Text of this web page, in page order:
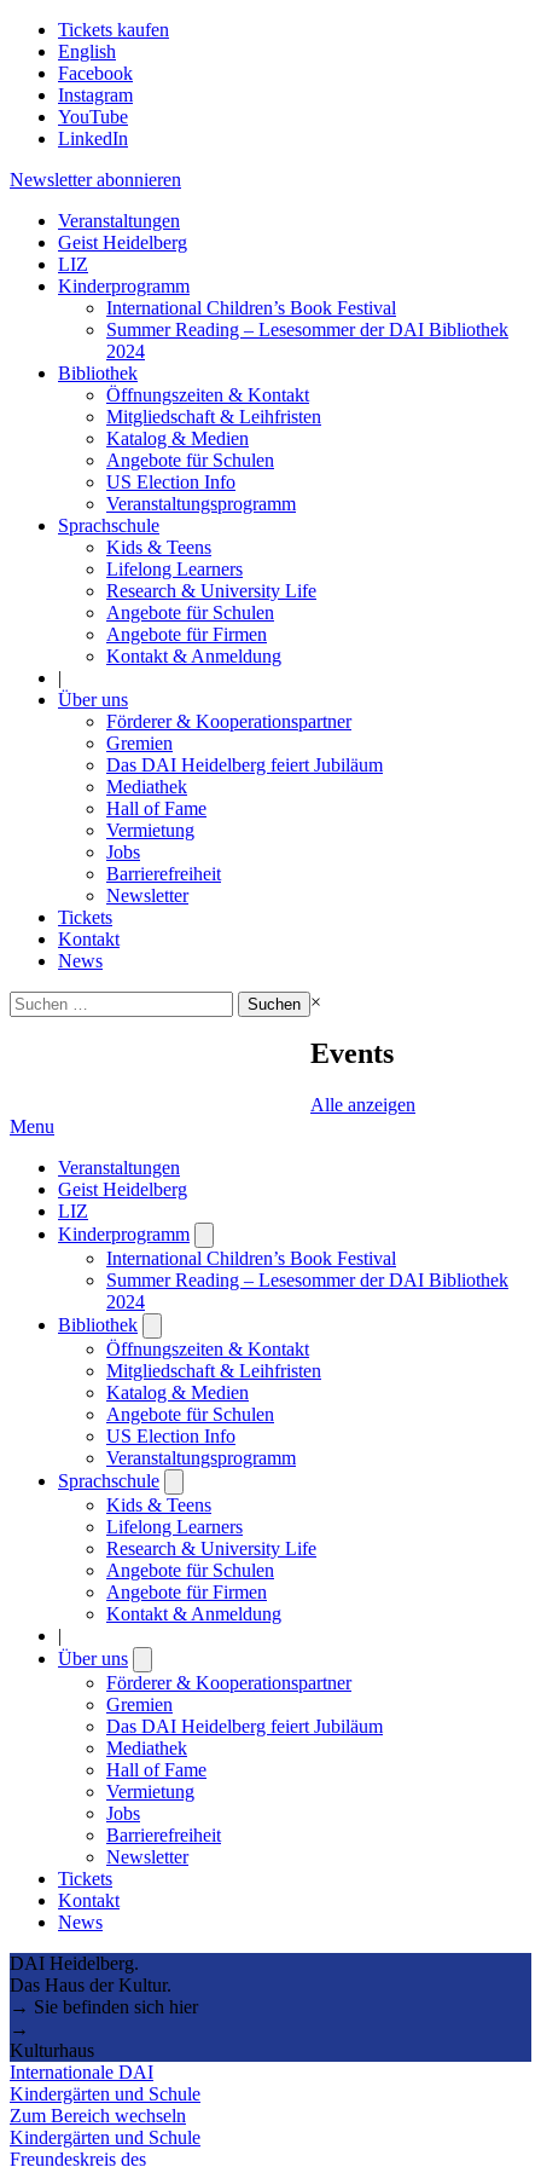
Tickets kaufen
English
Facebook
Instagram
YouTube
LinkedIn
Newsletter abonnieren
Veranstaltungen
Geist Heidelberg
LIZ
Kinderprogramm
International Children’s Book Festival
Summer Reading – Lesesommer der DAI Bibliothek
2024
Bibliothek
Öffnungszeiten & Kontakt
Mitgliedschaft & Leihfristen
Katalog & Medien
Angebote für Schulen
US Election Info
Veranstaltungsprogramm
Sprachschule
Kids & Teens
Lifelong Learners
Research & University Life
Angebote für Schulen
Angebote für Firmen
Kontakt & Anmeldung
|
Über uns
Förderer & Kooperationspartner
Gremien
Das DAI Heidelberg feiert Jubiläum
Mediathek
Hall of Fame
Vermietung
Jobs
Barrierefreiheit
Newsletter
Tickets
Kontakt
News
Suchen
nach:
×
Events
Alle anzeigen
Menu
Veranstaltungen
Geist Heidelberg
LIZ
Kinderprogramm
submenu
International Children’s Book Festival
Summer Reading – Lesesommer der DAI Bibliothek
2024
Bibliothek
submenu
Öffnungszeiten & Kontakt
Mitgliedschaft & Leihfristen
Katalog & Medien
Angebote für Schulen
US Election Info
Veranstaltungsprogramm
Sprachschule
submenu
Kids & Teens
Lifelong Learners
Research & University Life
Angebote für Schulen
Angebote für Firmen
Kontakt & Anmeldung
|
Über uns
submenu
Förderer & Kooperationspartner
Gremien
Das DAI Heidelberg feiert Jubiläum
Mediathek
Hall of Fame
Vermietung
Jobs
Barrierefreiheit
Newsletter
Tickets
Kontakt
News
DAI Heidelberg.
Das Haus der Kultur.
→ Sie befinden sich hier
→
Kulturhaus
Internationale DAI
Kindergärten und Schule
Zum Bereich wechseln
Kindergärten und Schule
Freundeskreis des